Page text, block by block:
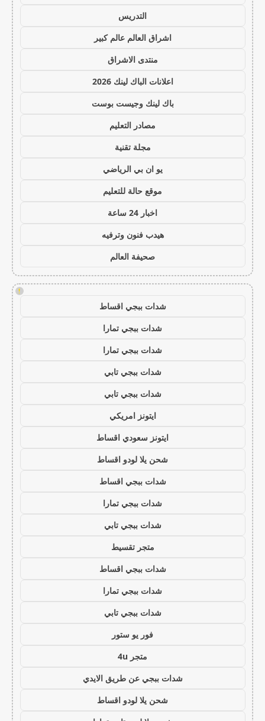
التدريس
اشراق العالم عالم كبير
منتدى الاشراق
اعلانات الباك لينك 2026
باك لينك وجيست بوست
مصادر التعليم
مجلة تقنية
يو ان بي الرياضي
موقع حالة للتعليم
اخبار 24 ساعة
هيدب فنون وترفيه
صحيفة العالم
!
شدات ببجي اقساط
شدات ببجي تمارا
شدات ببجي تمارا
شدات ببجي تابي
شدات ببجي تابي
ايتونز امريكي
ايتونز سعودي اقساط
شحن يلا لودو اقساط
شدات ببجي اقساط
شدات ببجي تمارا
شدات ببجي تابي
متجر تقسيط
شدات ببجي اقساط
شدات ببجي تمارا
شدات ببجي تابي
فور يو ستور
متجر 4u
شدات ببجي عن طريق الايدي
شحن يلا لودو اقساط